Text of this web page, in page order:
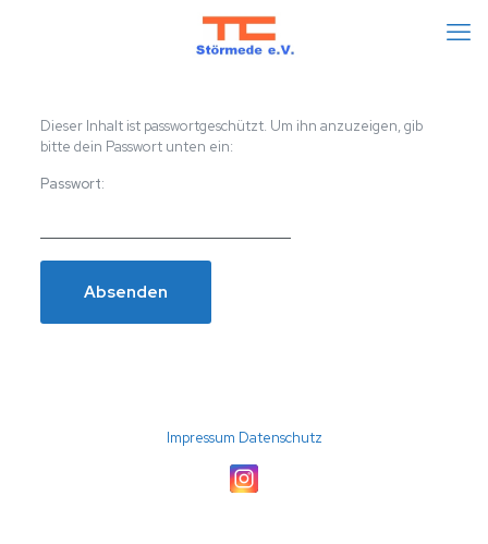
Dieser Inhalt ist passwortgeschützt. Um ihn anzuzeigen, gib
bitte dein Passwort unten ein:
Passwort:
Impressum Datenschutz